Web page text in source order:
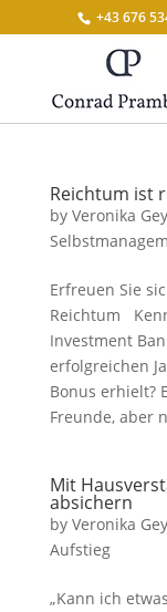
+43 676
Reichtum ist
by Veronika
Erfreuen Sie
Reichtum
Investment
erfolgreichen
Bonus erhielt?
Freunde, aber
Mit
absichern
by Veronika
Aufstieg
„Kann ich